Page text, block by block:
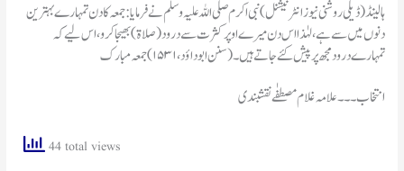
ہالینڈ(ڈیلی روشنی نیوز انٹرنیشنل) ‏نبی اکرم صلی اللہ علیہ وسلم نے فرمایا: ‏جمعہ کا دن تمہارے بہترین
دنوں میں سے ہے، لہٰذا اس دن میرے اوپر کثرت سے درود ( صلاۃ ) بھیجا کرو، اس لیے کہ
تمہارے درود مجھ پر پیش کئے جاتے ہیں ۔‏ (سنن ابوداؤد ،۱۵۳۱)جمعہ مبارک
انتخاب۔۔۔ علامہ غلام مصطفٰےنقشبندی
44 total views